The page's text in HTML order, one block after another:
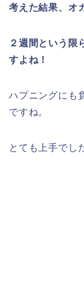
考えた結果、オ
２週間という限
すよね！
ハプニングにも
ですね。
とても上手でし